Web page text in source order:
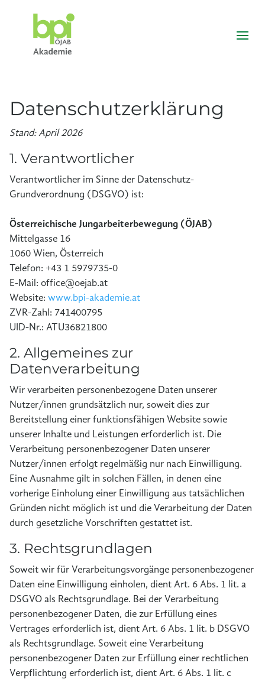
Datenschutzerklärung
Stand: April 2026
1. Verantwortlicher
Verantwortlicher im Sinne der Datenschutz-
Grundverordnung (DSGVO) ist:
Österreichische Jungarbeiterbewegung (ÖJAB)
Mittelgasse 16
1060 Wien, Österreich
Telefon: +43 1 5979735-0
E-Mail: office@oejab.at
Website: www.bpi-akademie.at
ZVR-Zahl: 741400795
UID-Nr.: ATU36821800
2. Allgemeines zur
Datenverarbeitung
Wir verarbeiten personenbezogene Daten unserer
Nutzer/innen grundsätzlich nur, soweit dies zur
Bereitstellung einer funktionsfähigen Website sowie
unserer Inhalte und Leistungen erforderlich ist. Die
Verarbeitung personenbezogener Daten unserer
Nutzer/innen erfolgt regelmäßig nur nach Einwilligung.
Eine Ausnahme gilt in solchen Fällen, in denen eine
vorherige Einholung einer Einwilligung aus tatsächlichen
Gründen nicht möglich ist und die Verarbeitung der Daten
durch gesetzliche Vorschriften gestattet ist.
3. Rechtsgrundlagen
Soweit wir für Verarbeitungsvorgänge personenbezogener
Daten eine Einwilligung einholen, dient Art. 6 Abs. 1 lit. a
DSGVO als Rechtsgrundlage. Bei der Verarbeitung
personenbezogener Daten, die zur Erfüllung eines
Vertrages erforderlich ist, dient Art. 6 Abs. 1 lit. b DSGVO
als Rechtsgrundlage. Soweit eine Verarbeitung
personenbezogener Daten zur Erfüllung einer rechtlichen
Verpflichtung erforderlich ist, dient Art. 6 Abs. 1 lit. c